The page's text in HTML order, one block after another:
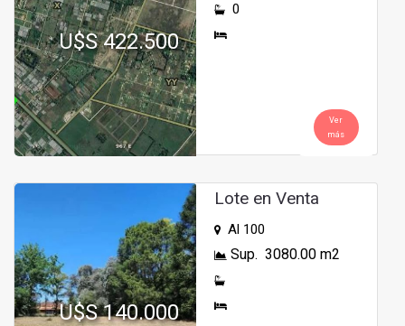
U$S 422.500
0
Ver
más
U$S 140.000
Lote en Venta
Al 100
Sup. 3080.00 m2